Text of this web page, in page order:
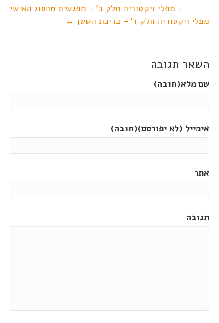
← מפלי ויקטוריה חלק ב' – מפגשים מהסוג האישי
מפלי ויקטוריה חלק ד' – בריכת השטן →
השאר תגובה
שם מלא(חובה)
אימייל (לא יפורסם)(חובה)
אתר
תגובה